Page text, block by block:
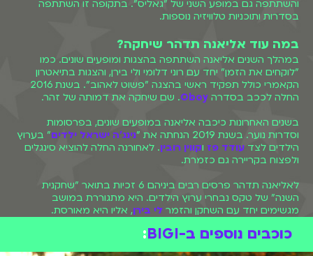
והשתתפה גם במופע השני של "גאליס". בתקופה זו השתתפה
בסדרות ותוכניות טלוויזיה נוספות.
במה עוד אליאנה תדהר שיחקה?
במהלך השנים אליאנה השתתפה בהצגות ומופעים שונים. כמו
"לוקחים את הזמן" יחד עם רוני דלומי ולי בירן, והצגות בתיאטרון
הקאמרי כולל תפקיד ראשי בהצגה "פשוט לאהוב". בשנת 2016
החלה לככב בסדרה Oboy. שם שיחקה את דמותה של זהר.
בשנים האחרונות כיכבה אליאנה במופעים שונים, בפרסומות
וסדרות נוער. בשנת 2019 הנחתה את "
נינג'ה ישראל ילדים" בערוץ
הילדים לצד עודד פז וקווין רובין. לאחורנה החלה להוציא סינגלים
ולפצוח בקריירה גם כזמרת.
לאליאנה תדהר פרסים רבים ביניהם 6 זכיות בתואר "שחקנית
השנה" של טקס נבחרי ערוץ הילדים. היא מתגוררת במושב
מגשימים יחד עם השחקן והזמר לי בירן, אליו היא מאורסת.
כוכבים נוספים ב-BIGI :